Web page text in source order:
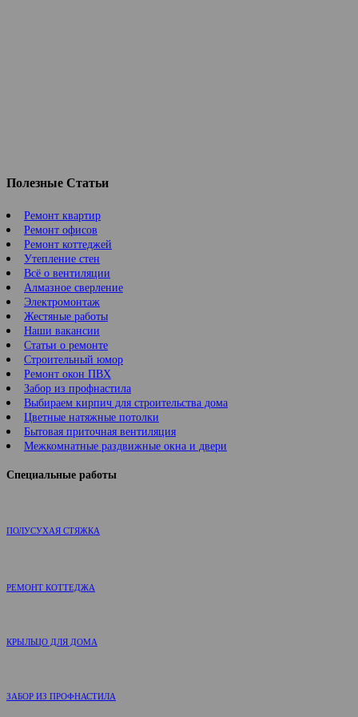
Полезные Статьи
Ремонт квартир
Ремонт офисов
Ремонт коттеджей
Утепление стен
Всё о вентиляции
Алмазное сверление
Электромонтаж
Жестяные работы
Наши вакансии
Статьи о ремонте
Строительный юмор
Ремонт окон ПВХ
Забор из профнастила
Выбираем кирпич для строительства дома
Цветные натяжные потолки
Бытовая приточная вентиляция
Межкомнатные раздвижные окна и двери
Специальные работы
ПОЛУСУХАЯ СТЯЖКА
РЕМОНТ КОТТЕДЖА
КРЫЛЬЦО ДЛЯ ДОМА
ЗАБОР ИЗ ПРОФНАСТИЛА